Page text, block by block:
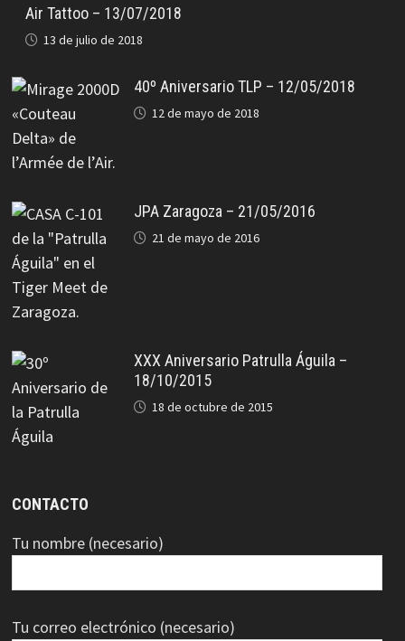
Air Tattoo – 13/07/2018
13 de julio de 2018
40º Aniversario TLP – 12/05/2018
12 de mayo de 2018
JPA Zaragoza – 21/05/2016
21 de mayo de 2016
XXX Aniversario Patrulla Águila –
18/10/2015
18 de octubre de 2015
CONTACTO
Tu nombre (necesario)
Tu correo electrónico (necesario)